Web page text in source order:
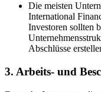
Die meisten
International
Investoren sollten
Abschlüsse
3. Arbeits- und